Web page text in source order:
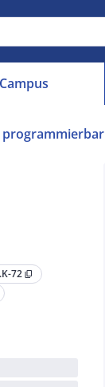
programmierbar
72 content_copy